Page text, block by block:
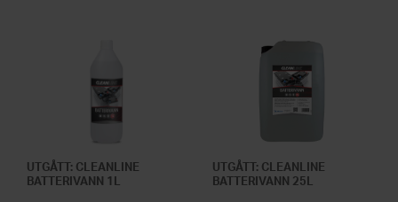
UTGÅTT: CLEANLINE
BATTERIVANN 1L
UTGÅTT: CLEANLINE
BATTERIVANN 25L